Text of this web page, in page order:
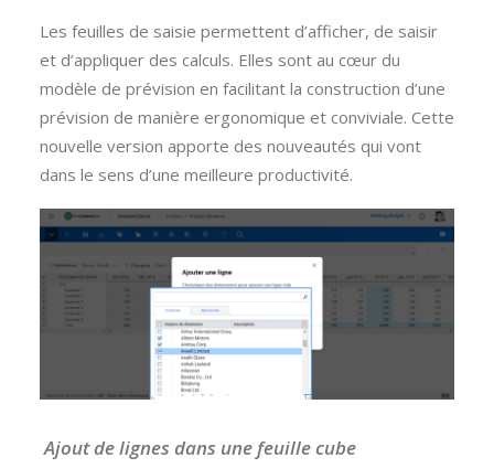
Les feuilles de saisie permettent d’afficher, de saisir
et d’appliquer des calculs. Elles sont au cœur du
modèle de prévision en facilitant la construction d’une
prévision de manière ergonomique et conviviale. Cette
nouvelle version apporte des nouveautés qui vont
dans le sens d’une meilleure productivité.
Ajout de lignes dans une feuille cube